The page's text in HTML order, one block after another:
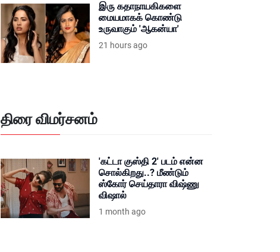
இரு கதாநாயகிகளை
மையமாகக் கொண்டு
உருவாகும் 'ஆகன்யா'
21 hours ago
திரை விமர்சனம்
'கட்டா குஸ்தி 2' படம் என்ன
சொல்கிறது..? மீண்டும்
ஸ்கோர் செய்தாரா விஷ்ணு
விஷால்
1 month ago